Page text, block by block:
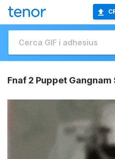
Fnaf 2 Puppet Gangnam